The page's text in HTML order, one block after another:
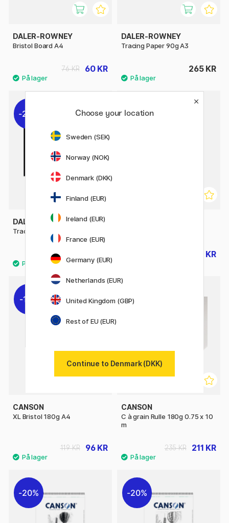
DALER-ROWNEY
Bristol Board A4
60 KR
76 KR
DALER-ROWNEY
Tracing Paper 90g A3
265 KR
20%
DALER-ROWNEY
Tracing Paper 90g A4
129 KR
20%
96 KR
19%
CANSON
XL Bristol 180g A4
96 KR
119 KR
10%
CANSON
C à grain Rulle 180g 0.75 x 10
m
211 KR
235 KR
20% 20%
Choose your location
Sweden (SEK)
Norway (NOK)
Denmark (DKK)
Finland (EUR)
Ireland (EUR)
France (EUR)
Germany (EUR)
Netherlands (EUR)
United Kingdom (GBP)
Rest of EU (EUR)
Continue to Denmark (DKK)